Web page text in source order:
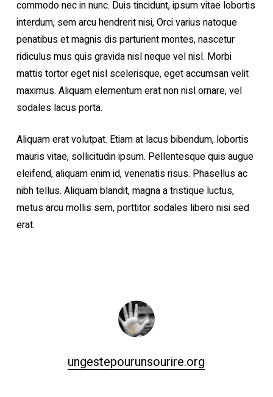
commodo nec in nunc. Duis tincidunt, ipsum vitae lobortis
interdum, sem arcu hendrerit nisi, Orci varius natoque
penatibus et magnis dis parturient montes, nascetur
ridiculus mus quis gravida nisl neque vel nisl. Morbi
mattis tortor eget nisl scelerisque, eget accumsan velit
maximus. Aliquam elementum erat non nisl ornare, vel
sodales lacus porta.
Aliquam erat volutpat. Etiam at lacus bibendum, lobortis
mauris vitae, sollicitudin ipsum. Pellentesque quis augue
eleifend, aliquam enim id, venenatis risus. Phasellus ac
nibh tellus. Aliquam blandit, magna a tristique luctus,
metus arcu mollis sem, porttitor sodales libero nisi sed
erat.
ungestepourunsourire.org